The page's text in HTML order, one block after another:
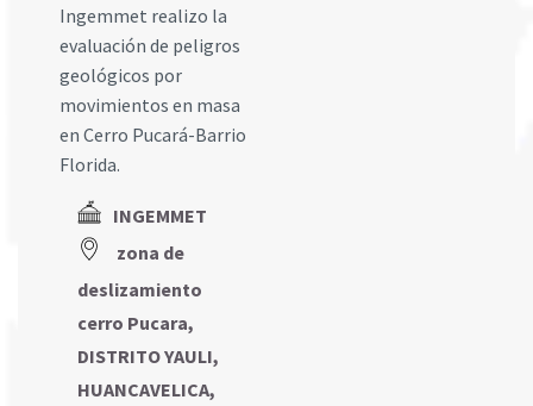
Ingemmet realizo la
evaluación de peligros
geológicos por
movimientos en masa
en Cerro Pucará-Barrio
Florida.
INGEMMET
zona de
deslizamiento
cerro Pucara,
DISTRITO YAULI,
HUANCAVELICA,